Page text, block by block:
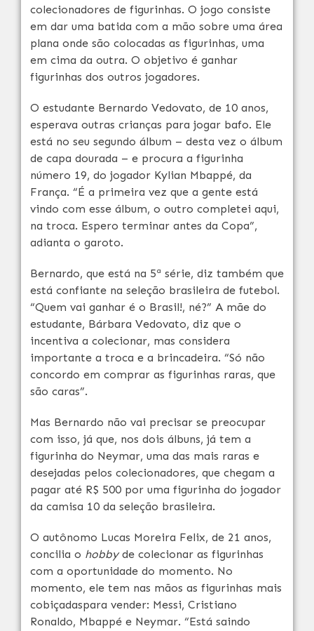
colecionadores de figurinhas. O jogo consiste
em dar uma batida com a mão sobre uma área
plana onde são colocadas as figurinhas, uma
em cima da outra. O objetivo é ganhar
figurinhas dos outros jogadores.
O estudante Bernardo Vedovato, de 10 anos,
esperava outras crianças para jogar bafo. Ele
está no seu segundo álbum – desta vez o álbum
de capa dourada – e procura a figurinha
número 19, do jogador Kylian Mbappé, da
França. “É a primeira vez que a gente está
vindo com esse álbum, o outro completei aqui,
na troca. Espero terminar antes da Copa”,
adianta o garoto.
Bernardo, que está na 5ª série, diz também que
está confiante na seleção brasileira de futebol.
“Quem vai ganhar é o Brasil!, né?” A mãe do
estudante, Bárbara Vedovato, diz que o
incentiva a colecionar, mas considera
importante a troca e a brincadeira. “Só não
concordo em comprar as figurinhas raras, que
são caras”.
Mas Bernardo não vai precisar se preocupar
com isso, já que, nos dois álbuns, já tem a
figurinha do Neymar, uma das mais raras e
desejadas pelos colecionadores, que chegam a
pagar até R$ 500 por uma figurinha do jogador
da camisa 10 da seleção brasileira.
O autônomo Lucas Moreira Felix, de 21 anos,
concilia o hobbyde colecionar as figurinhas
com a oportunidade do momento. No
momento, ele tem nas mãos as figurinhas mais
cobiçadaspara vender: Messi, Cristiano
Ronaldo, Mbappé e Neymar. “Está saindo